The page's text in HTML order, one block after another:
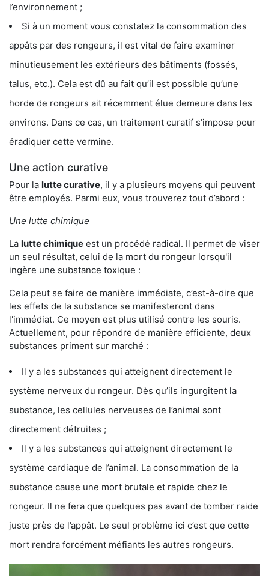
l’environnement ;
Si à un moment vous constatez la consommation des
appâts par des rongeurs, il est vital de faire examiner
minutieusement les extérieurs des bâtiments (fossés,
talus, etc.). Cela est dû au fait qu’il est possible qu’une
horde de rongeurs ait récemment élue demeure dans les
environs. Dans ce cas, un traitement curatif s’impose pour
éradiquer cette vermine.
Une action curative
Pour la lutte curative, il y a plusieurs moyens qui peuvent
être employés. Parmi eux, vous trouverez tout d’abord :
Une lutte chimique
La lutte chimique est un procédé radical. Il permet de viser
un seul résultat, celui de la mort du rongeur lorsqu'il
ingère une substance toxique :
Cela peut se faire de manière immédiate, c’est-à-dire que
les effets de la substance se manifesteront dans
l'immédiat. Ce moyen est plus utilisé contre les souris.
Actuellement, pour répondre de manière efficiente, deux
substances priment sur marché :
Il y a les substances qui atteignent directement le
système nerveux du rongeur. Dès qu’ils ingurgitent la
substance, les cellules nerveuses de l’animal sont
directement détruites ;
Il y a les substances qui atteignent directement le
système cardiaque de l’animal. La consommation de la
substance cause une mort brutale et rapide chez le
rongeur. Il ne fera que quelques pas avant de tomber raide
juste près de l’appât. Le seul problème ici c’est que cette
mort rendra forcément méfiants les autres rongeurs.